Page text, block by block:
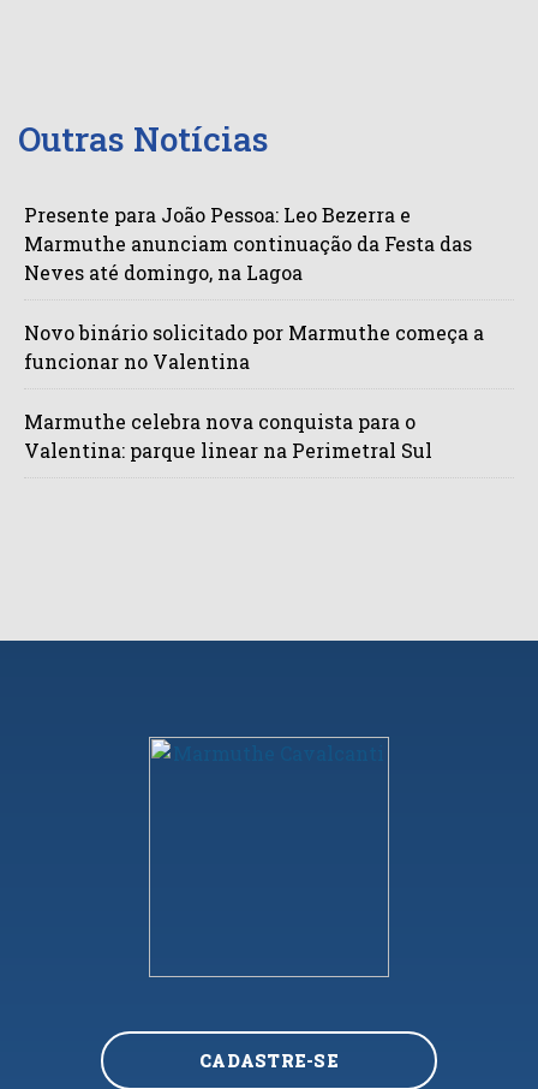
Outras Notícias
Presente para João Pessoa: Leo Bezerra e
Marmuthe anunciam continuação da Festa das
Neves até domingo, na Lagoa
Novo binário solicitado por Marmuthe começa a
funcionar no Valentina
Marmuthe celebra nova conquista para o
Valentina: parque linear na Perimetral Sul
CADASTRE-SE